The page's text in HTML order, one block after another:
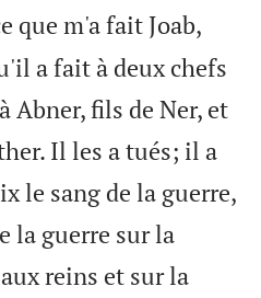
que m'a fait Joab,
a fait à deux chefs
Abner, fils de Ner, et
Il les a tués; il a
le sang de la guerre,
la guerre sur la
reins et sur la